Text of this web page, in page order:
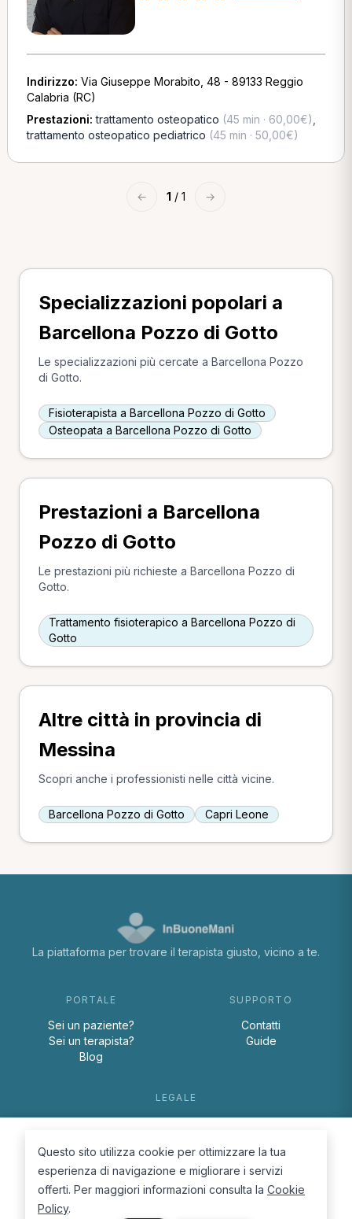
Indirizzo: Via Giuseppe Morabito, 48 - 89133 Reggio
Calabria (RC)
Prestazioni:trattamento osteopatico (45 min · 60,00€)
trattamento osteopatico pediatrico (45 min · 50,00€)
← 1 / 1 →
Specializzazioni popolari a
Barcellona Pozzo di Gotto
Le specializzazioni più cercate a Barcellona Pozzo
di Gotto.
Fisioterapista a Barcellona Pozzo di Gotto
Osteopata a Barcellona Pozzo di Gotto
Prestazioni a Barcellona
Pozzo di Gotto
Le prestazioni più richieste a Barcellona Pozzo di
Gotto.
Trattamento fisioterapico a Barcellona Pozzo di
Gotto
Altre città in provincia di
Messina
Scopri anche i professionisti nelle città vicine.
Barcellona Pozzo di Gotto Capri Leone
La piattaforma per trovare il terapista giusto, vicino a te.
PORTALE
Sei un paziente?
Sei un terapista?
Blog
SUPPORTO
Contatti
Guide
LEGALE
Cookie Policy
Questo sito utilizza cookie per ottimizzare la tua
esperienza di navigazione e migliorare i servizi
offerti. Per maggiori informazioni consulta la Cookie
Policy.